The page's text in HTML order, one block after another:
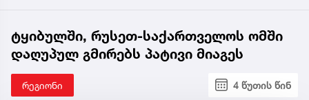
ტყიბულში, რუსეთ-საქართველოს ომში
დაღუპულ გმირებს პატივი მიაგეს
რეგიონი 4 წუთის წინ